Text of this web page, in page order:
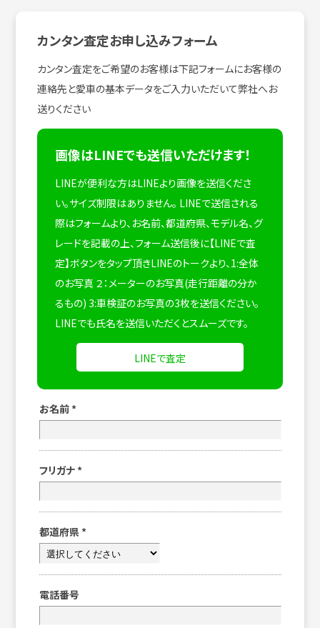
カンタン査定お申し込みフォーム
カンタン査定をご希望のお客様は下記フォームにお客様の
連絡先と愛車の基本データをご入力いただいて弊社へお
送りください
画像はLINEでも送信いただけます！
LINEが便利な方はLINEより画像を送信くださ
い。サイズ制限はありません。 LINEで送信される
際はフォームより、お名前、都道府県、モデル名、グ
レードを記載の上、フォーム送信後に【LINEで査
定】ボタンをタップ頂きLINEのトークより、1:全体
のお写真 ２：メーターのお写真(走行距離の分か
るもの) 3:車検証のお写真の3枚を送信ください。
LINEでも氏名を送信いただくとスムーズです。
LINEで査定
お名前 *
フリガナ *
都道府県 *
電話番号